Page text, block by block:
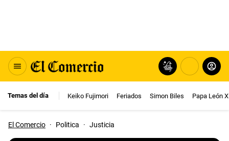
Temas del día Keiko Fujimori Feriados Simon Biles Papa León
El Comercio · Politica · Justicia